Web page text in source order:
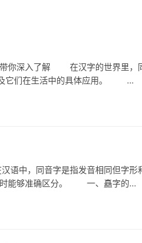
深入了解 在汉字的世界里，同
及它们在生活中的具体应用。 …
，同音字是指发音相同但字形和
时能够准确区分。 一、矗字的…